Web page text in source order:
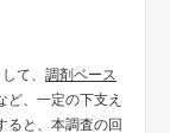
て、 調剤ベース
ど、一定の下支え
ると、本調査の回